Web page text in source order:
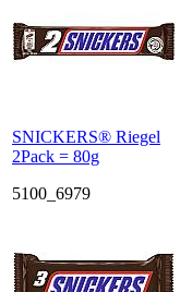
SNICKERS® Riegel
2Pack = 80g
5100_6979